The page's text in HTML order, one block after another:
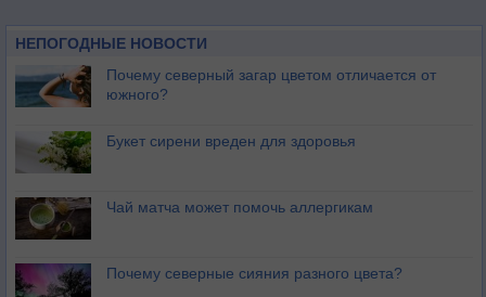
НЕПОГОДНЫЕ НОВОСТИ
Почему северный загар цветом отличается от
южного?
Букет сирени вреден для здоровья
Чай матча может помочь аллергикам
Почему северные сияния разного цвета?